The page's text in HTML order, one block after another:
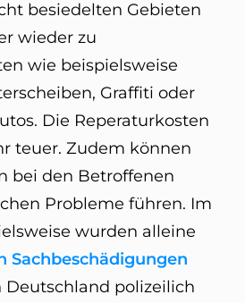
besiedelten Gebieten
wieder zu
wie beispielsweise
Graffiti oder
Die Reperaturkosten
teuer. Zudem können
bei den Betroffenen
Probleme führen. Im
wurden alleine
Sachbeschädigungen
Deutschland polizeilich